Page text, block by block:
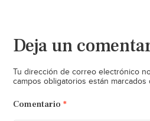
Deja un
Tu dirección de correo electrónico
campos obligatorios están marcados
Comentario *